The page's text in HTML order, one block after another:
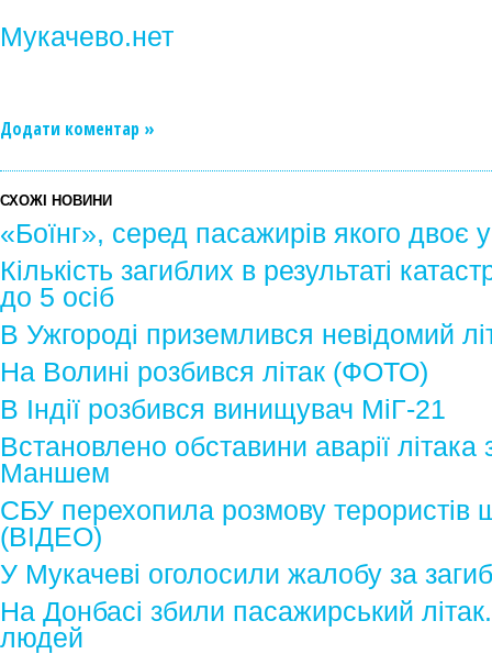
Мукачево.нет
Додати коментар »
СХОЖІ НОВИНИ
«Боїнг», серед пасажирів якого двоє
Кількість загиблих в результаті
до 5 осіб
В Ужгороді приземлився невідомий
На Волині розбився літак (ФОТО)
В Індії розбився винищувач МіГ-21
Встановлено обставини аварії
Маншем
СБУ перехопила розмову терористів
(ВІДЕО)
У Мукачеві оголосили жалобу за
На Донбасі збили пасажирський
людей